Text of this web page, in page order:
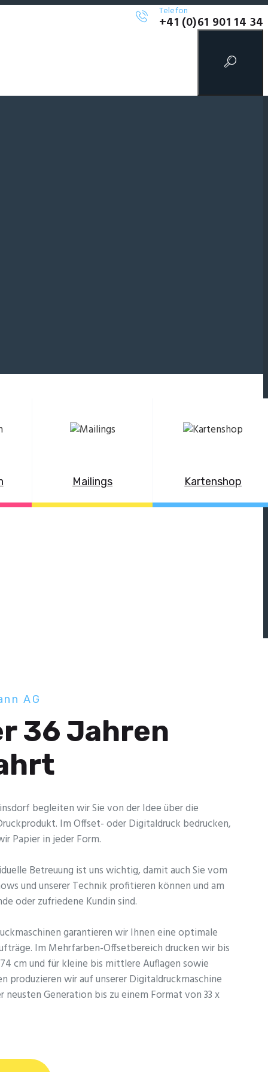
Telefon
+41 (0)61 901 14 34
Mailings Kartenshop
AG
36 Jahren
begleiten wir Sie von der Idee über die
Im Offset- oder Digitaldruck bedrucken,
Papier in jeder Form.
Betreuung ist uns wichtig, damit auch Sie vom
und unserer Technik profitieren können und am
oder zufriedene Kundin sind.
garantieren wir Ihnen eine optimale
Im Mehrfarben-Offsetbereich drucken wir bis
cm und für kleine bis mittlere Auflagen sowie
produzieren wir auf unserer Digitaldruckmaschine
neusten Generation bis zu einem Format von 33 x